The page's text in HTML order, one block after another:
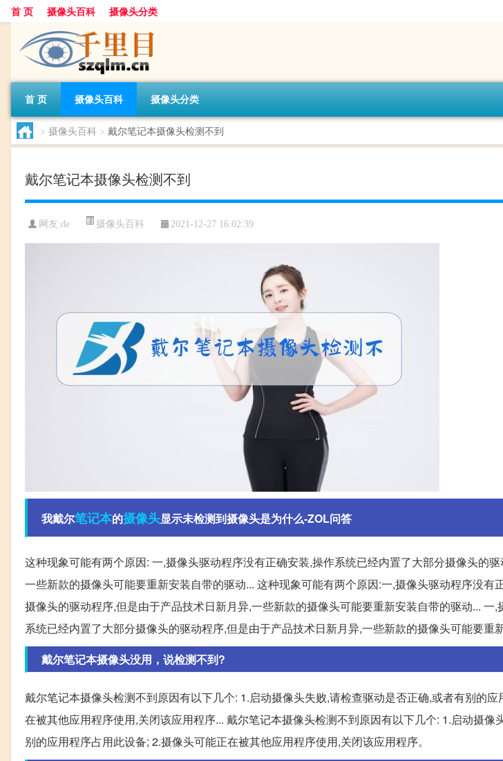
首 页 摄像头百科 摄像头分类
首 页 摄像头百科 摄像头分类
> 摄像头百科 > 戴尔笔记本摄像头检测不到
戴尔笔记本摄像头检测不到
网友:de 摄像头百科 2021-12-27 16:02:39
我戴尔笔记本的摄像头显示未检测到摄像头是为什么-ZOL问答
这种现象可能有两个原因: 一,摄像头驱动程序没有正确安装,操作系统已经内置了大部分摄像头的
一些新款的摄像头可能要重新安装自带的驱动... 这种现象可能有两个原因:一,摄像头驱动程序没有
摄像头的驱动程序,但是由于产品技术日新月异,一些新款的摄像头可能要重新安装自带的驱动... 一
系统已经内置了大部分摄像头的驱动程序,但是由于产品技术日新月异,一些新款的摄像头可能要重
戴尔笔记本摄像头没用，说检测不到?
戴尔笔记本摄像头检测不到原因有以下几个: 1.启动摄像头失败,请检查驱动是否正确,或者有别的
在被其他应用程序使用,关闭该应用程序... 戴尔笔记本摄像头检测不到原因有以下几个: 1.启动摄像
别的应用程序占用此设备; 2.摄像头可能正在被其他应用程序使用,关闭该应用程序。